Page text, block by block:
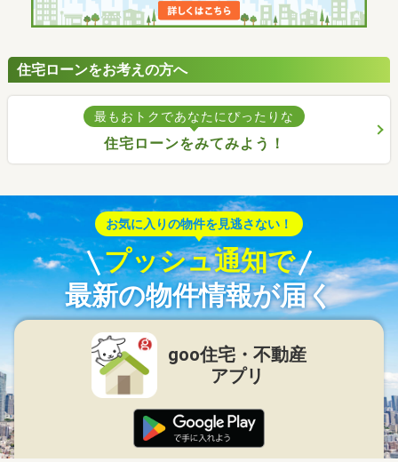
住宅ローンをお考えの方へ
最もおトクであなたにぴったりな
住宅ローンをみてみよう！
お気に入りの物件を見逃さない！
プッシュ通知で
最新の物件情報が届く
goo住宅・不動産
アプリ